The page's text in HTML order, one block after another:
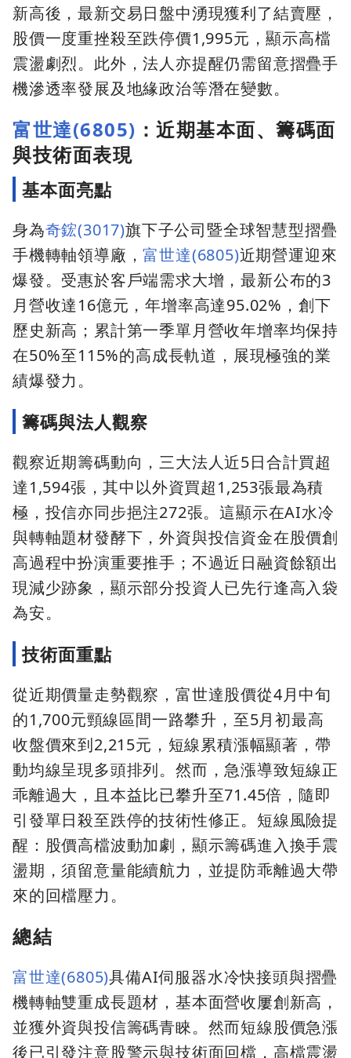
新高後，最新交易日盤中湧現獲利了結賣壓，
股價一度重挫殺至跌停價1,995元，顯示高檔
震盪劇烈。此外，法人亦提醒仍需留意摺疊手
機滲透率發展及地緣政治等潛在變數。
富世達(6805) ：近期基本面、籌碼面
與技術面表現
基本面亮點
身為奇鋐(3017)旗下子公司暨全球智慧型摺疊
手機轉軸領導廠，富世達(6805)近期營運迎來
爆發。受惠於客戶端需求大增，最新公布的3
月營收達16億元，年增率高達95.02%，創下
歷史新高；累計第一季單月營收年增率均保持
在50%至115%的高成長軌道，展現極強的業
績爆發力。
籌碼與法人觀察
觀察近期籌碼動向，三大法人近5日合計買超
達1,594張，其中以外資買超1,253張最為積
極，投信亦同步挹注272張。這顯示在AI水冷
與轉軸題材發酵下，外資與投信資金在股價創
高過程中扮演重要推手；不過近日融資餘額出
現減少跡象，顯示部分投資人已先行逢高入袋
為安。
技術面重點
從近期價量走勢觀察，富世達股價從4月中旬
的1,700元頸線區間一路攀升，至5月初最高
收盤價來到2,215元，短線累積漲幅顯著，帶
動均線呈現多頭排列。然而，急漲導致短線正
乖離過大，且本益比已攀升至71.45倍，隨即
引發單日殺至跌停的技術性修正。短線風險提
醒：股價高檔波動加劇，顯示籌碼進入換手震
盪期，須留意量能續航力，並提防乖離過大帶
來的回檔壓力。
總結
富世達(6805)具備AI伺服器水冷快接頭與摺疊
機轉軸雙重成長題材，基本面營收屢創新高，
並獲外資與投信籌碼青睞。然而短線股價急漲
後已引發注意股警示與技術面回檔，高檔震盪